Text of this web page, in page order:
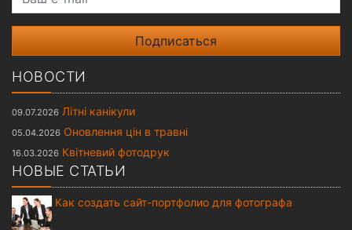
НОВОСТИ
09.07.2026 Літні канікули
05.04.2026 Оновлення цін в травні
16.03.2026 Квітневий фотодрук
НОВЫЕ СТАТЬИ
Как создать сайт-портфолио для фотографа